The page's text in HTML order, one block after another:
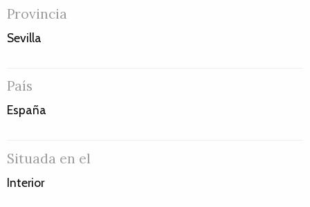
Provincia
Sevilla
País
España
Situada en el
Interior